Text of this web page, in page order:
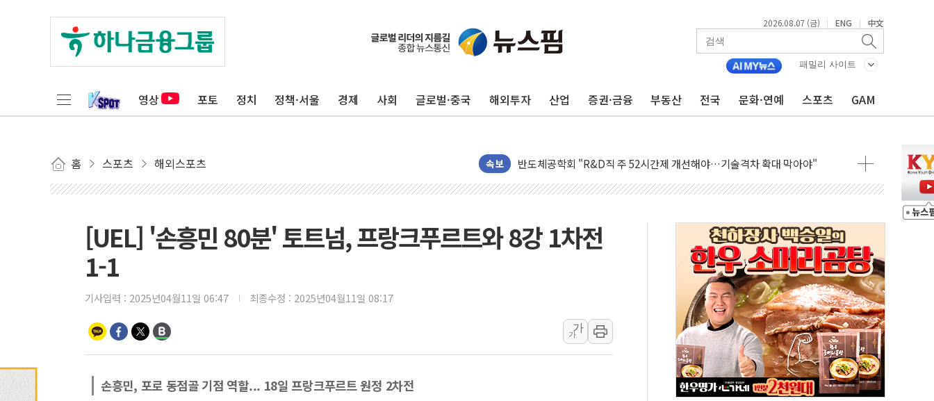
2026.08.07 (금) | ENG | 中文
패밀리 사이트
영상 포토 정치 정책·서울 경제 사회 글로벌·중국 해외투자 산업 증권·금융 부동산 전국 문화·연예 스포츠 GAM
홈 스포츠 해외스포츠 속보
[인사] 공정거래위원회
KDB생명 본입찰 3파전…한화·흥국·한투 참여
카카오, 2026년 임금협약 타결…연봉 6.3% 인상
현대카드, 박재범·실리카겔 등 8~9월 공연 라인업 공개
송도 신축 아파트서 외벽 테라스 떨어져…SK에코플랜트 "전수 조사"
깊이가 다른 글로벌 투자 정보 GAM - 맛보기편 (8/7)
"호남 없이 민주 당권 없다"...송영길·정청래·김민석, 호남 경선 앞두고 총력전
SK하이닉스, 주주환원 속도…"3분기 추가 방안 발표"
'무순위' 기회 왔다…신길·노량진·장위 서울 알짜 단지 주목
野 의원 42명, '사관학교 통합' 규탄 결의안 발의…이준석·한동훈 동참
IPARK현대산업개발, 노원구 어르신에 삼계탕 배식 봉사
준공업지역 용적률 400% 적용하니…재건축보다 재개발 사업성 개선↑
현대해상, 유튜브 양육 콘텐츠 '소셜아이어워드' 대상 수상
[UEL] '손흥민 80분' 토트넘, 프랑크푸르트와 8강 1차전
1-1
기사입력 : 2025년04월11일 06:47 최종수정 : 2025년04월11일 08:17
가
가
손흥민, 포로 동점골 기점 역할... 18일 프랑크푸르트 원정 2차전